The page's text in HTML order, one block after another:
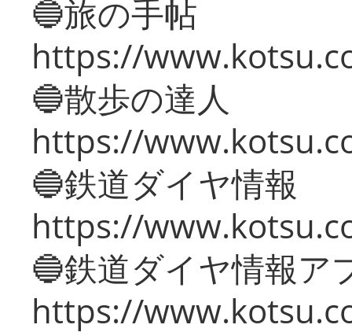
🔵旅の手帖
https://
🔵散歩の達人
https://
🔵鉄道ダイヤ情報
https://
🔵鉄道ダイヤ情報ア
https://